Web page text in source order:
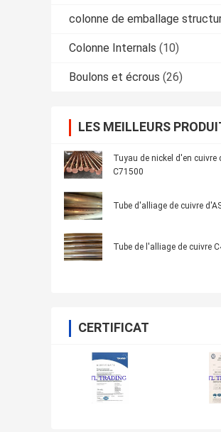
colonne de emballage
Colonne Internals (10)
Boulons et écrous (26)
LES MEILLEURS
Tuyau de nickel d'en cuivre
C71500
Tube d'alliage de cuivre
Tube de l'alliage de cuivre
CERTIFICAT